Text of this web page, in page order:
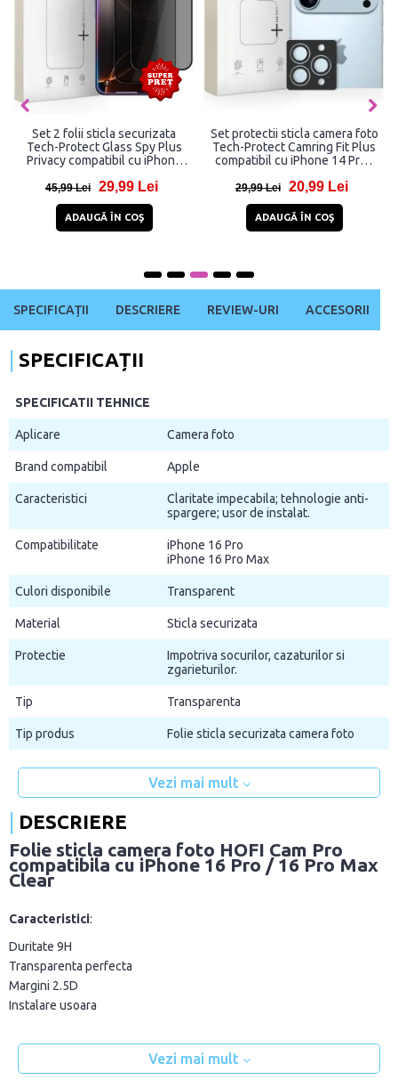
Set 2 folii sticla securizata
Tech-Protect Glass Spy Plus
Privacy compatibil cu iPhone
Transparent
45,99 Lei 29,99 Lei
ADAUGĂ ÎN COŞ
Set protectii sticla camera foto
Tech-Protect Camring Fit Plus
compatibil cu iPhone 14 Pro /
Max/ 17 Pro / Max, Negru
29,99 Lei 20,99 Lei
ADAUGĂ ÎN COŞ
SPECIFICAȚII DESCRIERE REVIEW-URI ACCESORII
SPECIFICAȚII
SPECIFICATII TEHNICE
Aplicare Camera foto
Brand compatibil Apple
Caracteristici
Claritate impecabila; tehnologie anti-
spargere; usor de instalat.
Compatibilitate
iPhone 16 Pro
iPhone 16 Pro Max
Culori disponibile Transparent
Material Sticla securizata
Protectie
Impotriva socurilor, cazaturilor si
zgarieturilor.
Tip Transparenta
Tip produs Folie sticla securizata camera foto
Vezi mai mult
DESCRIERE
Folie sticla camera foto HOFI Cam Pro
compatibila cu iPhone 16 Pro / 16 Pro Max
Clear
Caracteristici:
Duritate 9H
Transparenta perfecta
Margini 2.5D
Instalare usoara
Vezi mai mult